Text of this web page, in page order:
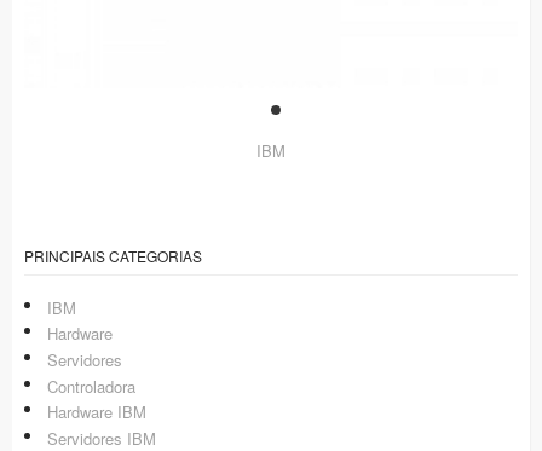
IBM
PRINCIPAIS CATEGORIAS
IBM
Hardware
Servidores
Controladora
Hardware IBM
Servidores IBM